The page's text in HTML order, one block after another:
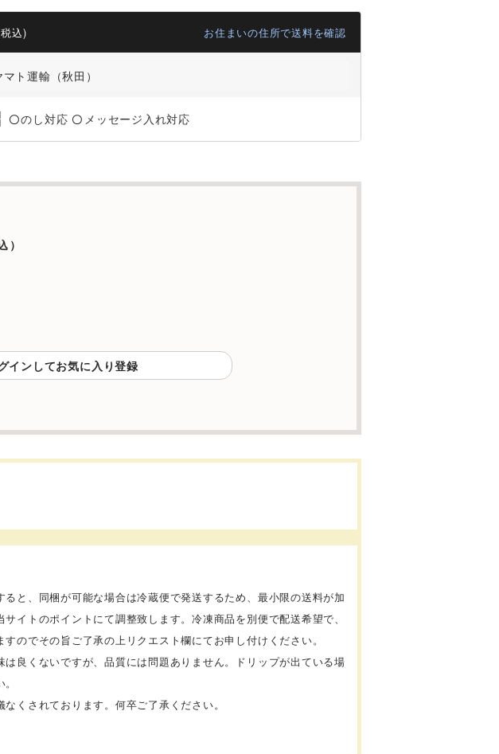
込) お住まいの住所で送料を確認
ト運輸（秋田）
〇のし対応 〇 メッセージ入れ対応
）
インしてお気に入り登録
と、同梱が可能な場合は冷蔵便で発送するため、最小限の送料が加
イトのポイントにて調整致します。冷凍商品を別便で配送希望で、
のでその旨ご了承の上リクエスト欄にてお申し付けください。
良くないですが、品質には問題ありません。ドリップが出ている場
くされております。何卒ご了承ください。